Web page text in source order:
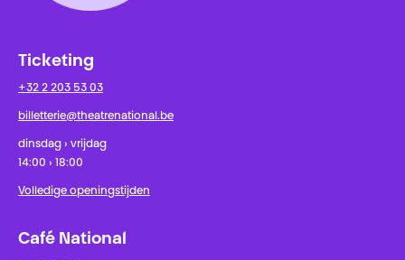
Ticketing
+32 2 203 53 03
billetterie@theatrenational.be
dinsdag › vrijdag
14:00 › 18:00
Volledige openingstijden
Café National